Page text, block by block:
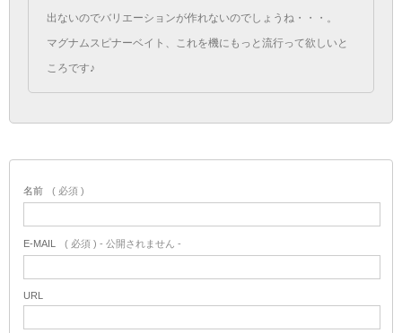
出ないのでバリエーションが作れないのでしょうね・・・。
マグナムスピナーベイト、これを機にもっと流行って欲しいと
ころです♪
名前 ( 必須 )
E-MAIL ( 必須 ) - 公開されません -
URL